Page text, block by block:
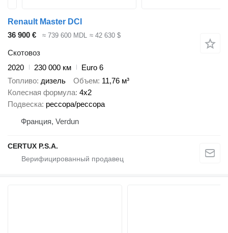
Renault Master DCI
36 900 €
≈ 739 600 MDL ≈ 42 630 $
Скотовоз
2020
230 000 км
Euro 6
Топливо дизель Объем 11,76 м³
Колесная формула 4x2
Подвеска рессора/рессора
Франция, Verdun
CERTUX P.S.A.